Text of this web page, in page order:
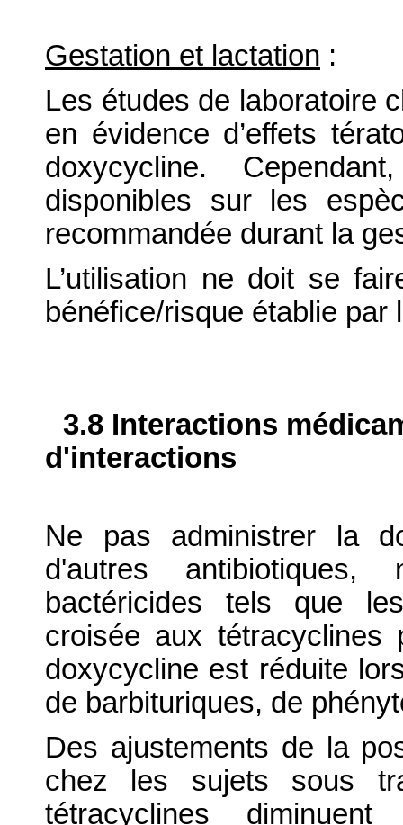
Gestation et lactation :
Les études de laboratoire
en évidence d’effets
doxycycline.
disponibles sur les
recommandée durant la
L’utilisation ne doit se
bénéfice/risque établie
3.8 Interactions
d'interactions
Ne pas administrer la
d'autres antibiotiques,
bactéricides tels que
croisée aux
doxycycline est réduite
de barbituriques, de
Des ajustements de la
chez les sujets sous
tétracyclines